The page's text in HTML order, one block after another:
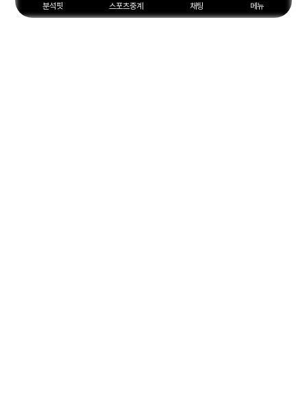
분석핏 스포츠중계 채팅 메뉴